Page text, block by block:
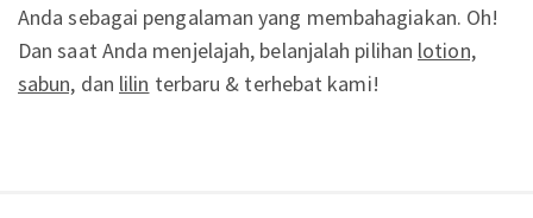
Anda sebagai pengalaman yang membahagiakan. Oh!
Dan saat Anda menjelajah, belanjalah pilihan lotion,
sabun, dan lilin terbaru & terhebat kami!